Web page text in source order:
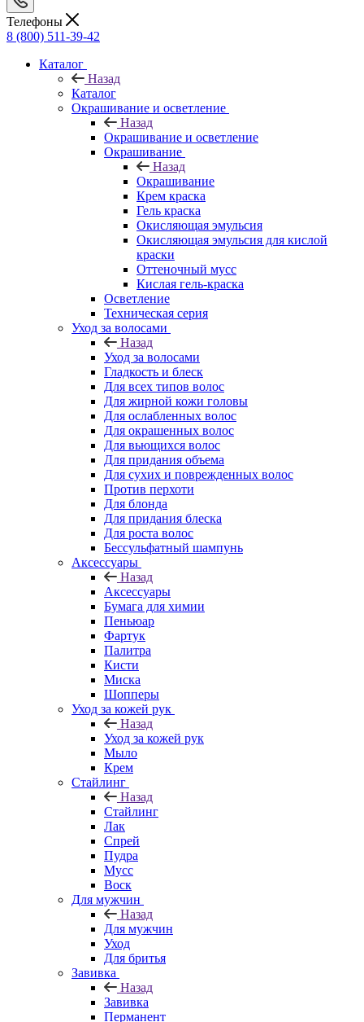
Телефоны
8 (800) 511-39-42
Каталог
Назад
Каталог
Окрашивание и осветление
Назад
Окрашивание и осветление
Окрашивание
Назад
Окрашивание
Крем краска
Гель краска
Окисляющая эмульсия
Окисляющая эмульсия для кислой
краски
Оттеночный мусс
Кислая гель-краска
Осветление
Техническая серия
Уход за волосами
Назад
Уход за волосами
Гладкость и блеск
Для всех типов волос
Для жирной кожи головы
Для ослабленных волос
Для окрашенных волос
Для вьющихся волос
Для придания объема
Для сухих и поврежденных волос
Против перхоти
Для блонда
Для придания блеска
Для роста волос
Бессульфатный шампунь
Аксессуары
Назад
Аксессуары
Бумага для химии
Пеньюар
Фартук
Палитра
Кисти
Миска
Шопперы
Уход за кожей рук
Назад
Уход за кожей рук
Мыло
Крем
Стайлинг
Назад
Стайлинг
Лак
Спрей
Пудра
Мусс
Воск
Для мужчин
Назад
Для мужчин
Уход
Для бритья
Завивка
Назад
Завивка
Перманент